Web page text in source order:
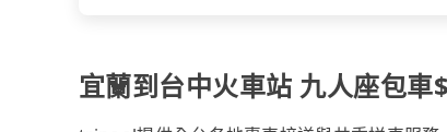
宜蘭到台中火車站 九人座包